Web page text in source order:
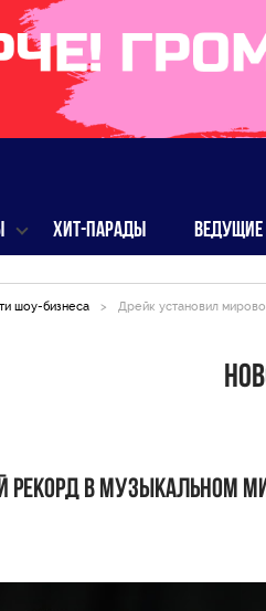
ХИТ-ПАРАДЫ ВЕДУЩИЕ
шоу-бизнеса > Дрейк установил
рекорд в музыкальном